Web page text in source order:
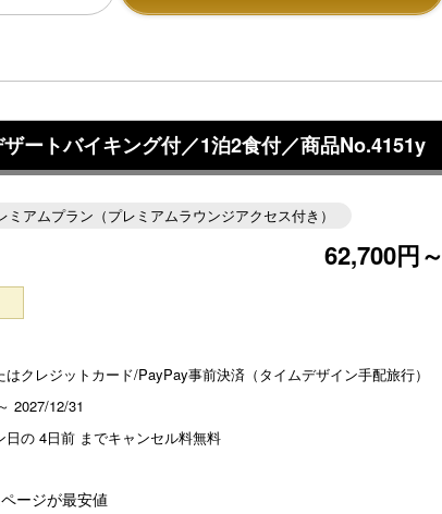
トバイキング付／1泊2食付／商品No.4151y
ミアムプラン（プレミアムラウンジアクセス付き）
62,700円～
はクレジットカード/PayPay事前決済（タイムデザイン手配旅行）
2027/12/31
日の 4日前 までキャンセル料無料
ージが最安値